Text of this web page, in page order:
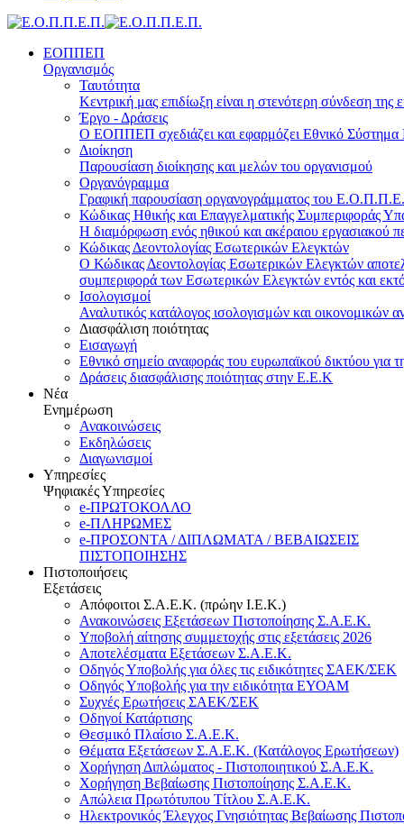
ΕΟΠΠΕΠ
Οργανισμός
Ταυτότητα
Κεντρική μας επιδίωξη είναι η στενότερη σύνδεση της
Έργο - Δράσεις
Ο ΕΟΠΠΕΠ σχεδιάζει και εφαρμόζει Eθνικό Σύστημα
Διοίκηση
Παρουσίαση διοίκησης και μελών του οργανισμού
Οργανόγραμμα
Γραφική παρουσίαση οργανογράμματος του
Κώδικας Ηθικής και Επαγγελματικής Συμπεριφοράς
Η διαμόρφωση ενός ηθικού και ακέραιου εργασιακού
Κώδικας Δεοντολογίας Εσωτερικών Ελεγκτών
Ο Κώδικας Δεοντολογίας Εσωτερικών Ελεγκτών
συμπεριφορά των Εσωτερικών Ελεγκτών εντός και
Ισολογισμοί
Αναλυτικός κατάλογος ισολογισμών και οικονομικών
Διασφάλιση ποιότητας
Εισαγωγή
Εθνικό σημείο αναφοράς του ευρωπαϊκού δικτύου για
Δράσεις διασφάλισης ποιότητας στην Ε.Ε.Κ
Νέα
Ενημέρωση
Ανακοινώσεις
Εκδηλώσεις
Διαγωνισμοί
Υπηρεσίες
Ψηφιακές Υπηρεσίες
e-ΠΡΩΤΟΚΟΛΛΟ
e-ΠΛΗΡΩΜΕΣ
e-ΠΡΟΣΟΝΤΑ / ΔΙΠΛΩΜΑΤΑ / ΒΕΒΑΙΩΣΕΙΣ
ΠΙΣΤΟΠΟΙΗΣΗΣ
Πιστοποιήσεις
Εξετάσεις
Απόφοιτοι Σ.Α.Ε.Κ. (πρώην Ι.Ε.Κ.)
Ανακοινώσεις Εξετάσεων Πιστοποίησης Σ.Α.Ε.Κ.
Υποβολή αίτησης συμμετοχής στις εξετάσεις 2026
Αποτελέσματα Εξετάσεων Σ.Α.Ε.Κ.
Οδηγός Υποβολής για όλες τις ειδικότητες ΣΑΕΚ/ΣΕΚ
Οδηγός Υποβολής για την ειδικότητα ΕΥΟΑΜ
Συχνές Ερωτήσεις ΣΑΕΚ/ΣΕΚ
Οδηγοί Κατάρτισης
Θεσμικό Πλαίσιο Σ.Α.Ε.Κ.
Θέματα Εξετάσεων Σ.Α.Ε.Κ. (Κατάλογος Ερωτήσεων)
Χορήγηση Διπλώματος - Πιστοποιητικού Σ.Α.Ε.Κ.
Χορήγηση Βεβαίωσης Πιστοποίησης Σ.Α.Ε.Κ.
Απώλεια Πρωτότυπου Τίτλου Σ.Α.Ε.Κ.
Ηλεκτρονικός Έλεγχος Γνησιότητας Βεβαίωσης